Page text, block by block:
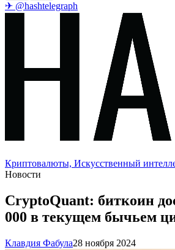
✈ @hashtelegraph
Криптовалюты, Искусственный
Новости
CryptoQuant: биткоин
000 в текущем бычьем
Клавдия Фабула28 ноября 2024